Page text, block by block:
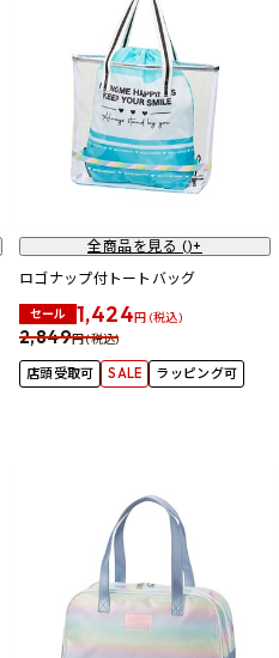
全商品を見る ()+
ロゴナップ付トートバッグ
セール 1,424円 (税込)
2,849円 (税込)
店頭受取可 SALE ラッピング可